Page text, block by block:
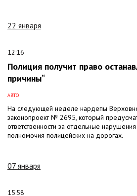
22 января
12:16
Полиция получит право
причины“
АВТО
На следующей неделе нардепы
законопроект № 2695, который
ответственности за отдельные
полномочия полицейских на дорогах.
07 января
15:58